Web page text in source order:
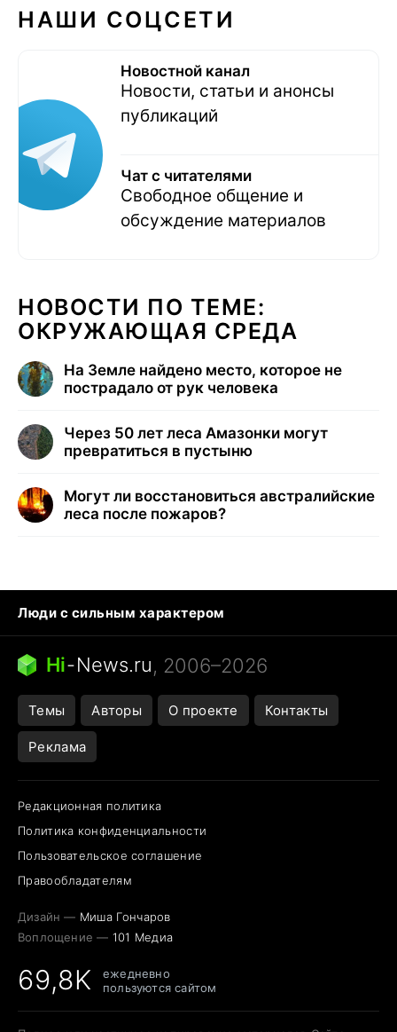
НАШИ СОЦСЕТИ
Новостной канал
Новости, статьи и анонсы
публикаций
Чат с читателями
Свободное общение и
обсуждение материалов
НОВОСТИ ПО ТЕМЕ:
ОКРУЖАЮЩАЯ СРЕДА
На Земле найдено место, которое не
пострадало от рук человека
Через 50 лет леса Амазонки могут
превратиться в пустыню
Могут ли восстановиться австралийские
леса после пожаров?
Люди с сильным характером
Кошка писает на кровать
Тунцы в океанариуме
Ядовитые пауки России
Города в ядерной войне
Открытие в Google Maps
Hi-News.ru, 2006–2026
Темы Авторы О проекте Контакты
Реклама
Редакционная политика
Политика конфиденциальности
Пользовательское соглашение
Правообладателям
Дизайн — Миша Гончаров
Воплощение — 101 Медиа
69,8K
ежедневно
пользуются сайтом